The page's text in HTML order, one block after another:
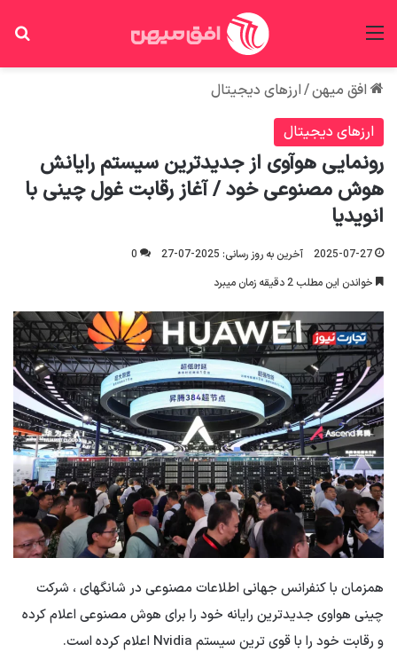
افق میهن/ارزهای دیجیتال
ارزهای دیجیتال
رونمایی هوآوی از جدیدترین سیستم رایانش
هوش مصنوعی خود / آغاز رقابت غول چینی با
انویدیا
2025-07-27 آخرین به روز رسانی: 2025-07-27
0
خواندن این مطلب 2 دقیقه زمان میبرد
همزمان با کنفرانس جهانی اطلاعات مصنوعی در شانگهای ، شرکت
چینی هواوی جدیدترین رایانه خود را برای هوش مصنوعی اعلام کرده
و رقابت خود را با قوی ترین سیستم Nvidia اعلام کرده است.